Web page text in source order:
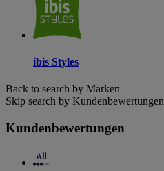
ibis Styles
Back to search by Marken
Skip search by Kundenbewertungen
Kundenbewertungen